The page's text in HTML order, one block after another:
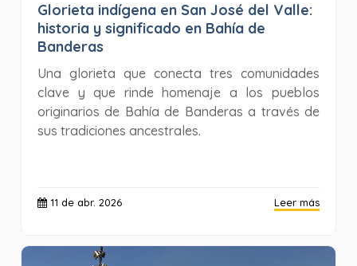
Glorieta indígena en San José del Valle:
historia y significado en Bahía de
Banderas
Una glorieta que conecta tres comunidades
clave y que rinde homenaje a los pueblos
originarios de Bahía de Banderas a través de
sus tradiciones ancestrales.
11 de abr. 2026 Leer más